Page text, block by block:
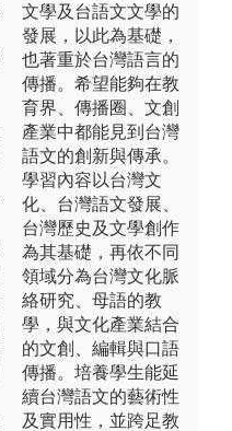
文學及台語文文學的
發展，以此為基礎，
也著重於台灣語言的
傳播。希望能夠在教
育界、傳播圈、文創
產業中都能見到台灣
語文的創新與傳承。
學習內容以台灣文
化、台灣語文發展、
台灣歷史及文學創作
為其基礎，再依不同
領域分為台灣文化脈
絡研究、母語的教
學，與文化產業結合
的文創、編輯與口語
傳播。培養學生能延
續台灣語文的藝術性
及實用性，並跨足教